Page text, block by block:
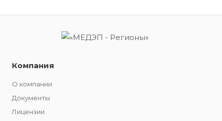
Компания
О компании
Документы
Лицензии